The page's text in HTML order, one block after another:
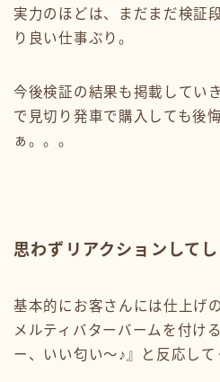
実力のほどは、まだまだ検証
り良い仕事ぶり。
今後検証の結果も掲載してい
で見切り発車で購入しても後
ぁ。。。
思わずリアクションして
基本的にお客さんには仕上げ
メルティバターバームを付け
ー、いい匂い〜♪』と反応して